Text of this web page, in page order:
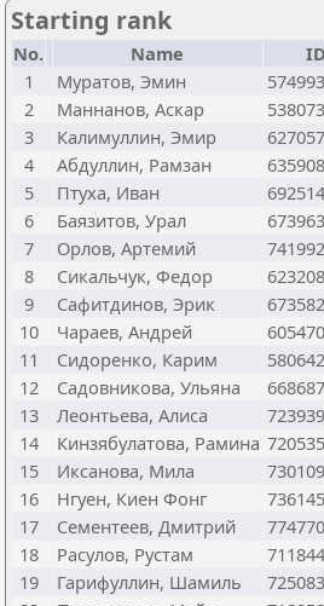
Starting rank
No. Name ID
1
Муратов, Эмин 574993
2
Маннанов, Аскар 538073
3
Калимуллин, Эмир 627057
4
Абдуллин, Рамзан 635908
5
Птуха, Иван 692514
6
Баязитов, Урал 673963
7
Орлов, Артемий 741992
8
Сикальчук, Федор 623208
9
Сафитдинов, Эрик 673582
10
Чараев, Андрей 605470
11
Сидоренко, Карим 580642
12
Садовникова, Ульяна 668687
13
Леонтьева, Алиса 723939
14
Кинзябулатова, Рамина 720535
15
Иксанова, Мила 730109
16
Нгуен, Киен Фонг 736145
17
Сементеев, Дмитрий 774770
18
Расулов, Рустам 711844
19
Гарифуллин, Шамиль 725083